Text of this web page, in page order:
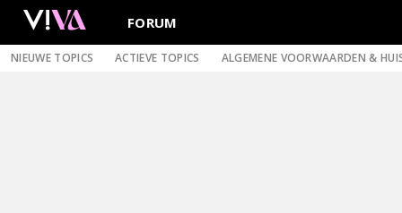
FORUM
NIEUWE TOPICS ACTIEVE TOPICS ALGEMENE VOORWAARDEN &